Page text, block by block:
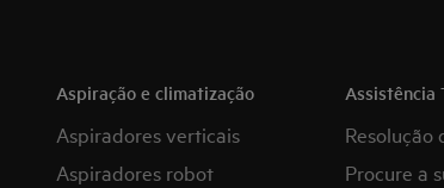
Aspiração e climatização
Aspiradores verticais
Aspiradores robot
Assistência
Resolução
Procure a